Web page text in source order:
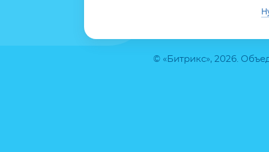
© «Битрикс», 2026.